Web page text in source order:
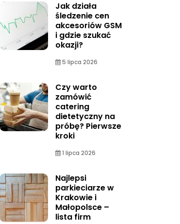
Jak działa
śledzenie cen
akcesoriów GSM
i gdzie szukać
okazji?
5 lipca 2026
Czy warto
zamówić
catering
dietetyczny na
próbę? Pierwsze
kroki
1 lipca 2026
Najlepsi
parkieciarze w
Krakowie i
Małopolsce –
lista firm